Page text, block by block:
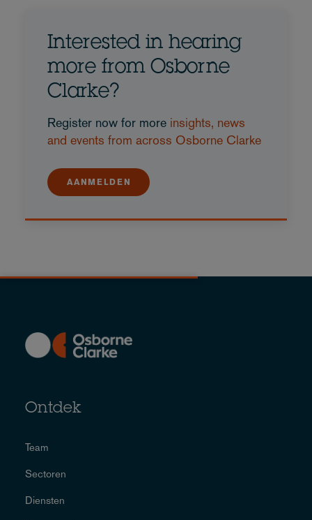
Interested in hearing
more from Osborne
Clarke?
Register now for more insights, news
and events from across Osborne Clarke
AANMELDEN
Ontdek
Team
Sectoren
Diensten